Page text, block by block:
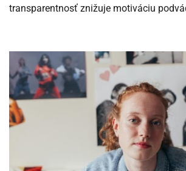
transparentnosť znižuje motiváciu